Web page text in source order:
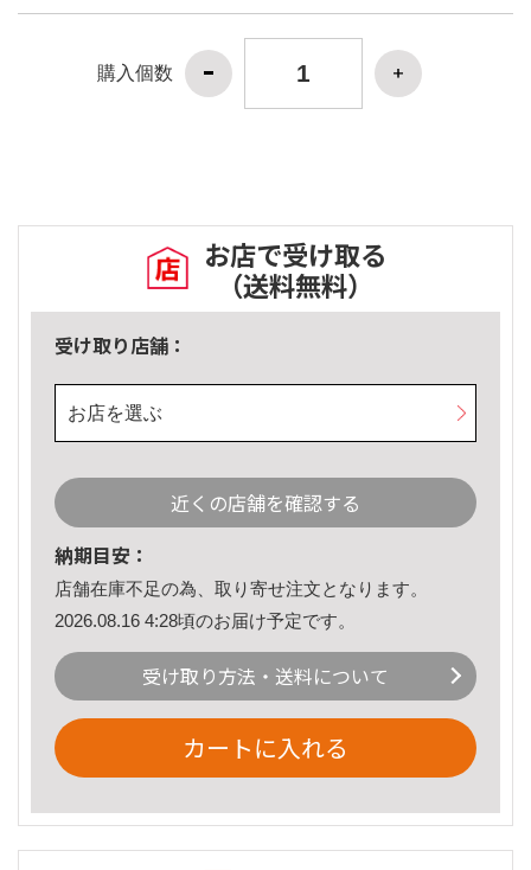
購入個数
お店で受け取る
（送料無料）
受け取り店舗：
お店を選ぶ
近くの店舗を確認する
納期目安：
店舗在庫不足の為、取り寄せ注文となります。
2026.08.16 4:28頃のお届け予定です。
受け取り方法・送料について
カートに入れる